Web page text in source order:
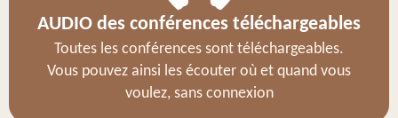
AUDIO des conférences téléchargeables
Toutes les conférences sont téléchargeables.
Vous pouvez ainsi les écouter où et quand vous
voulez, sans connexion